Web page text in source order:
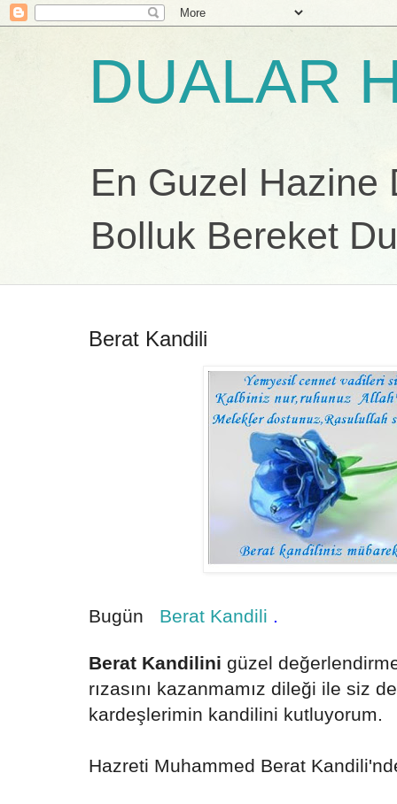
DUALAR
En Guzel Hazine
Bolluk Bereket
Berat Kandili
Bugün Berat Kandili .
Berat Kandilini güzel
rızasını kazanmamız dileği ile siz
kardeşlerimin kandilini kutluyorum.
Hazreti Muhammed Berat